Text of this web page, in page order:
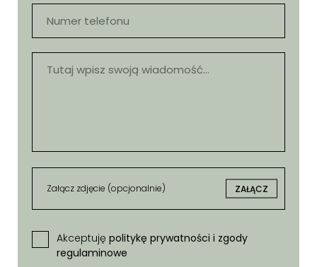
Załącz zdjęcie (opcjonalnie) ZAŁĄCZ
Akceptuję politykę prywatności i zgody
regulaminowe